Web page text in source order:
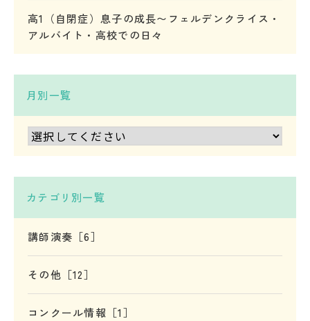
高1（自閉症）息子の成長〜フェルデンクライス・
アルバイト・高校での日々
月別一覧
カテゴリ別一覧
講師演奏［6］
その他［12］
コンクール情報［1］